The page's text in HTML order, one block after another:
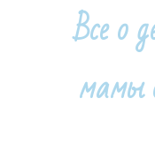
Все о
мамы